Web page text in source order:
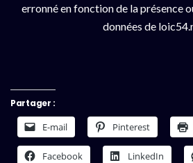
erronné en fonction de la présence
données de
Partager :
E-mail Pinterest
Facebook LinkedIn